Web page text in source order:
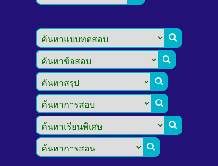





